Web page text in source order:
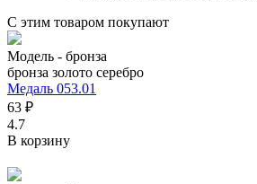
С этим товаром покупают
Модель - бронза
бронза золото серебро
Медаль 053.01
63 ₽
4.7
В корзину